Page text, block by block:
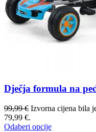
Dječja formula na
99,99€ Izvorna cijena bila
79,99 €.
Odaberi opcije